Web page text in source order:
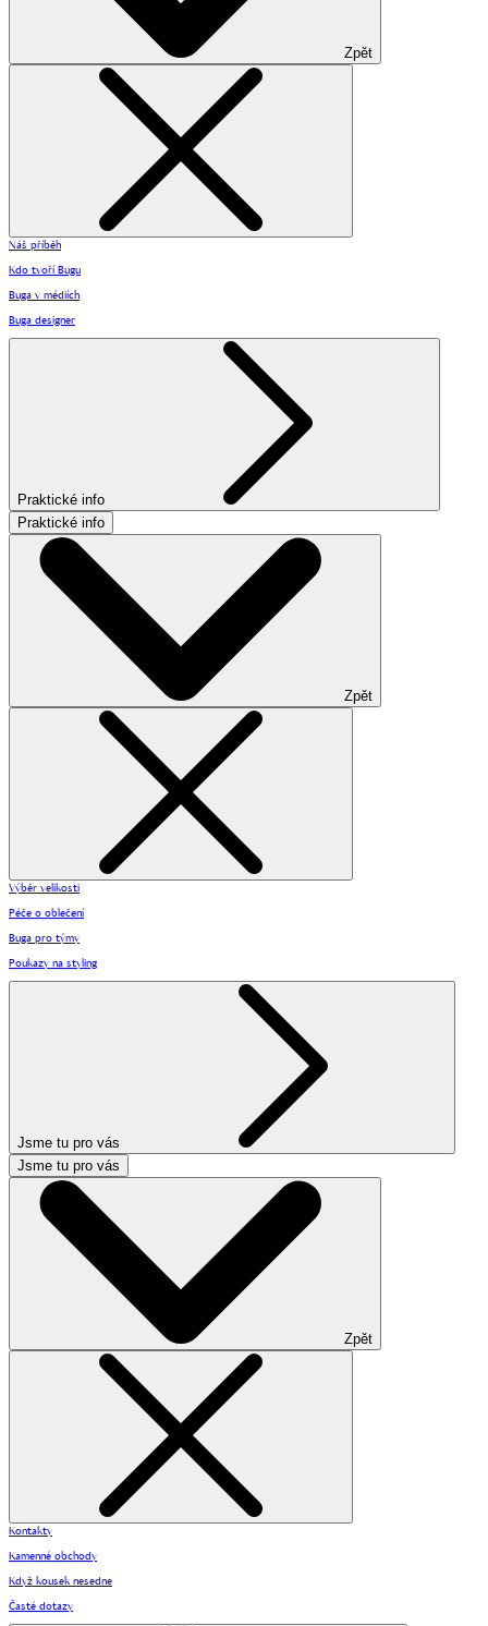
Zpět
Náš příběh
Kdo tvoří Bugu
Buga v médiích
Buga designer
Praktické info
Praktické info
Zpět
Výběr velikosti
Péče o oblečení
Buga pro týmy
Poukazy na styling
Jsme tu pro vás
Jsme tu pro vás
Zpět
Kontakty
Kamenné obchody
Když kousek nesedne
Časté dotazy